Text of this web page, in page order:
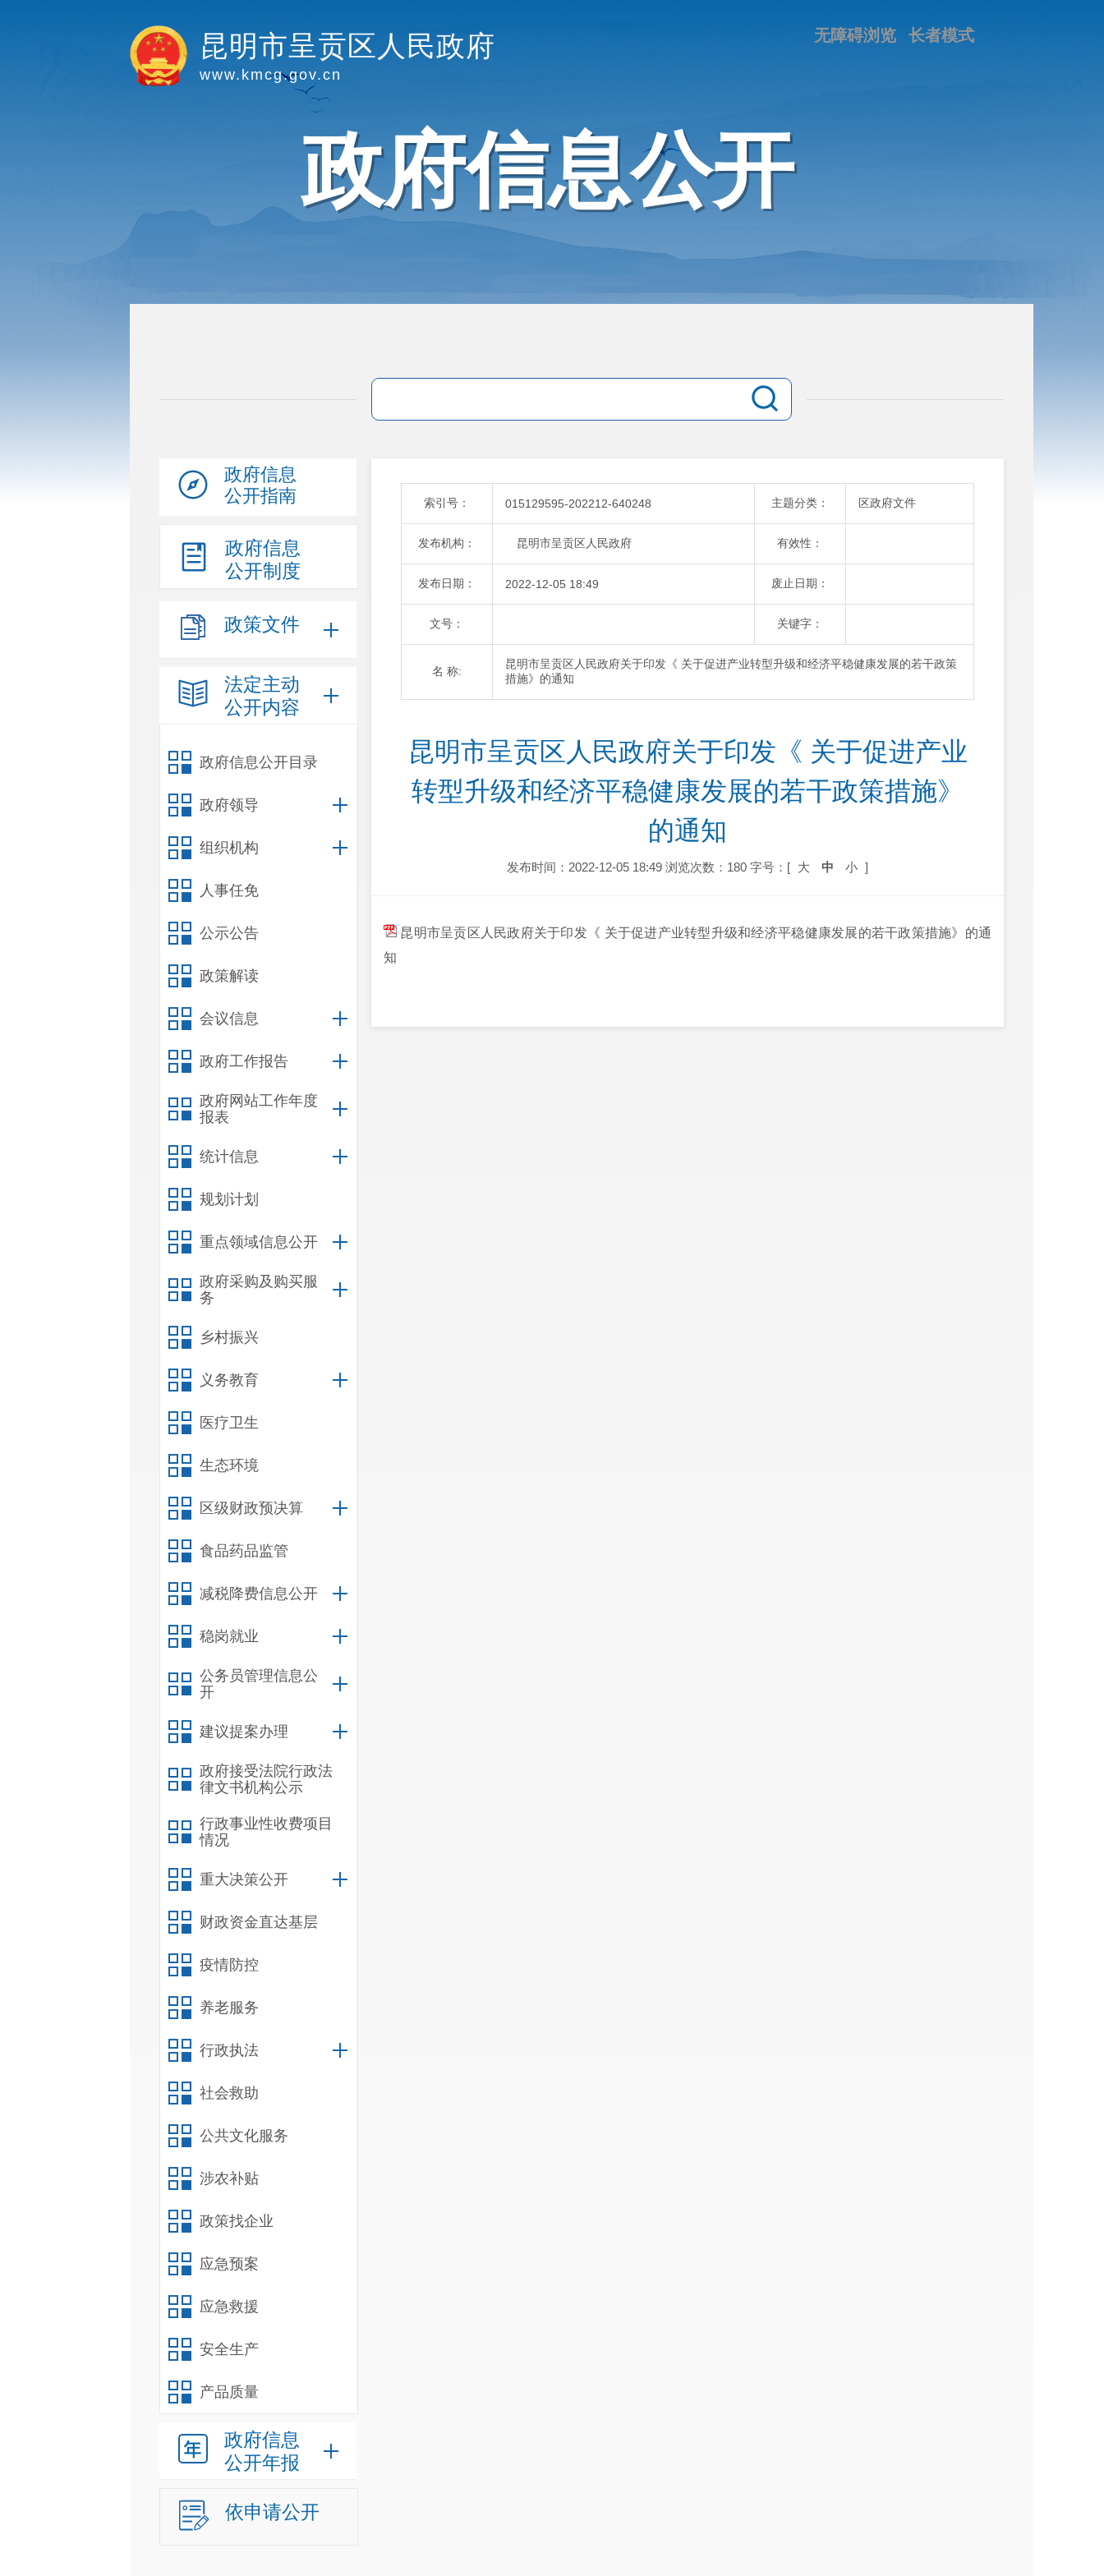
昆明市呈贡区人民政府
www.kmcg.gov.cn
长者模式
无障碍浏览
政府信息公开
政府信息
公开指南
政府信息
公开制度
政策文件
法定主动
公开内容
政府信息公开目录
政府领导
组织机构
人事任免
公示公告
政策解读
会议信息
政府工作报告
政府网站工作年度
报表
统计信息
规划计划
重点领域信息公开
政府采购及购买服
务
乡村振兴
义务教育
医疗卫生
生态环境
区级财政预决算
食品药品监管
减税降费信息公开
稳岗就业
公务员管理信息公
开
建议提案办理
政府接受法院行政法
律文书机构公示
行政事业性收费项目
情况
重大决策公开
财政资金直达基层
疫情防控
养老服务
行政执法
社会救助
公共文化服务
涉农补贴
政策找企业
应急预案
应急救援
安全生产
产品质量
政府信息
公开年报
依申请公开
索引号： 015129595-202212-640248 主题分类： 区政府文件
发布机构： 昆明市呈贡区人民政府 有效性：
发布日期： 2022-12-05 18:49 废止日期：
文号： 关键字：
名 称:
昆明市呈贡区人民政府关于印发《 关于促进产业转型升级和经济平稳健康发展的若干政策
措施》的通知
昆明市呈贡区人民政府关于印发《 关于促进产业
转型升级和经济平稳健康发展的若干政策措施》
的通知
发布时间：2022-12-05 18:49 浏览次数：180 字号：[ 大 中 小 ]
昆明市呈贡区人民政府关于印发《 关于促进产业转型升级和经济平稳健康发展的若干政策措施》的通
知